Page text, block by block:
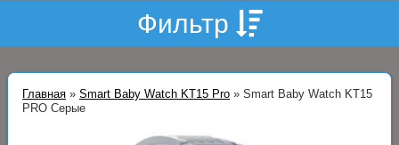
Фильтр
Главная » Smart Baby Watch KT15 Pro » Smart Baby Watch KT15
PRO Серые